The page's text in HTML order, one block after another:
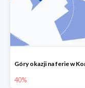
40%